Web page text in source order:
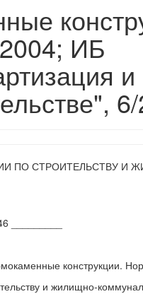
ИБ
и
ПО СТРОИТЕЛЬСТВУ И
конструкции.
и жилищно-